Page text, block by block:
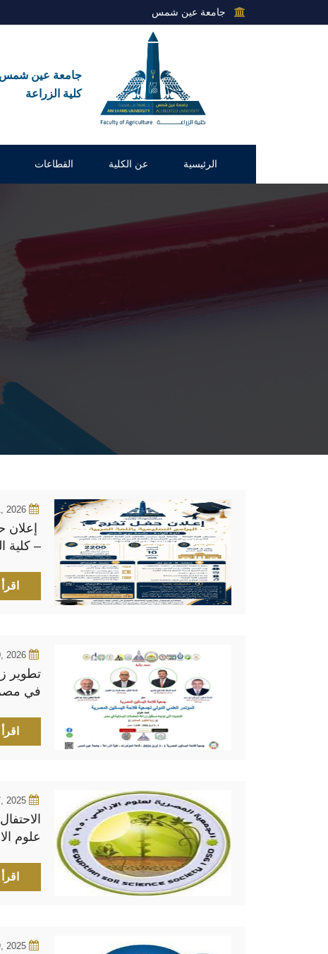
جامعة عين شمس
جامعة عين شمس
كلية الزراعة
الرئيسية عن الكلية القطاعات
2026
إعلان
– كلية
2026
تطوير
في
2025
علوم
2025